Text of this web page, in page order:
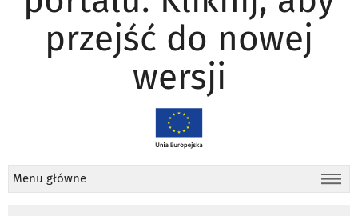
przejść do nowej
wersji
Menu główne